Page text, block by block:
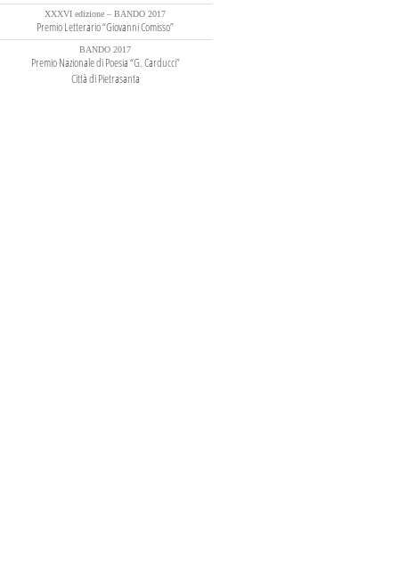
XXXVI edizione – BANDO 2017
Premio Letterario “Giovanni Comisso”
BANDO 2017
Premio Nazionale di Poesia “G. Carducci”
Città di Pietrasanta